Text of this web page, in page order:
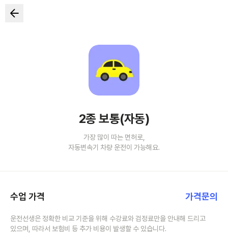
2종 보통(자동)
가장 많이 따는 면허로,
자동변속기 차량 운전이 가능해요.
수업 가격 가격문의
운전선생은 정확한 비교 기준을 위해 수강료와 검정료만을 안내해 드리고
있으며, 따라서 보험비 등 추가 비용이 발생할 수 있습니다.